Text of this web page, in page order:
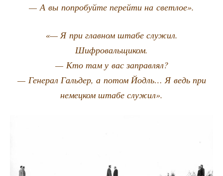
— А вы попро­буй­те перей­ти на светлое».
«— Я при глав­ном шта­бе слу­жил.
Шифровальщиком.
— Кто там у вас заправлял?
— Гене­рал Галь­дер, а потом Йодль… Я ведь при
немец­ком шта­бе служил».